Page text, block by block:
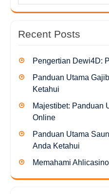
Recent Posts
Pengertian Dewi4D:
Panduan Utama
Ketahui
Majestibet: Panduan
Online
Panduan Utama
Anda Ketahui
Memahami